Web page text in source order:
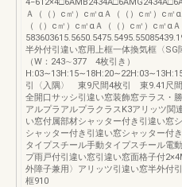
Ａ（（）c㎡）c㎡αＡ（（）c㎡）c㎡
（（）c㎡）c㎡αＡ（（）c㎡）c㎡α
半外付引違い窓用上框一体換気框〈SG
（W：243∼377 4枚引き）
引〈入隅〉 東9尺間4枚引 東9.41尺
全開口サッシ引違い窓装飾窓テラス・
アルプラアルプラクラスK3アリッツ関
い窓付属部材シャッター付き引違い窓
シャッター付き引違い窓シャッター付
タイプスチール手動タイプスチール電
プ雨戸付引違い窓引違い窓面格子付
外障子兼用〉アリッツ引違い窓半外付
框910